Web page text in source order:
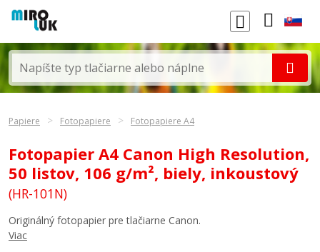
Papiere Fotopapiere Fotopapiere A4
Fotopapier A4 Canon High Resolution,
50 listov, 106 g/m², biely, inkoustový
(HR-101N)
Originálný fotopapier pre tlačiarne Canon.
Viac